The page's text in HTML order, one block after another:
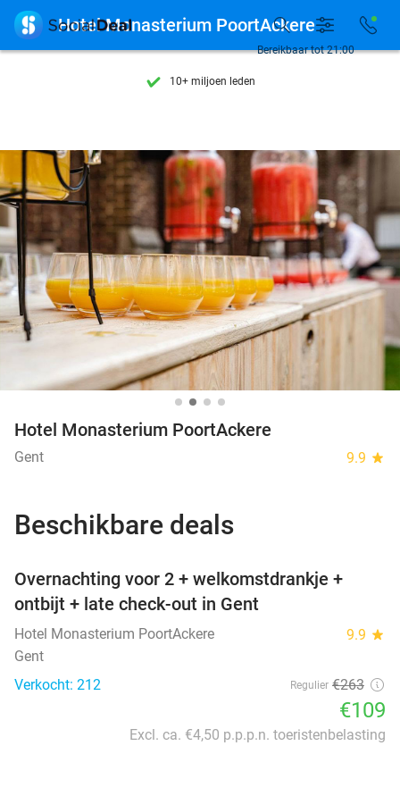
7 dagen per week beschikbaar
10+ miljoen leden
7 dagen per week beschikbaar
10+ miljoen leden
Bereikbaar tot 21:00
 Hotel Monasterium PoortAckere
Hotel Monasterium PoortAckere
Gent 9.9 star
Beschikbare deals
Overnachting voor 2 + welkomstdrankje +
ontbijt + late check-out in Gent
Hotel Monasterium PoortAckere 9.9 star
Gent
Verkocht: 212
Regulier €263
€109
Excl. ca. €4,50 p.p.p.n. toeristenbelasting